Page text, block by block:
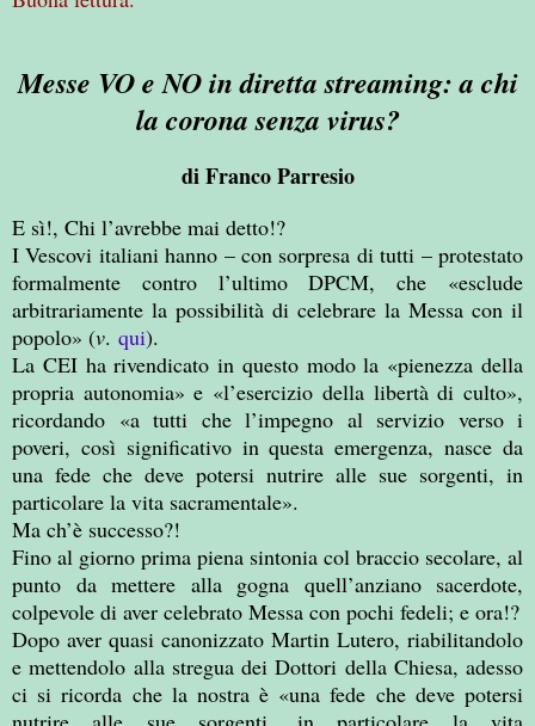
Messe VO e NO in diretta streaming: a chi
la corona senza virus?
di Franco Parresio
E sì!, Chi l’avrebbe mai detto!?
I Vescovi italiani hanno – con sorpresa di tutti – protestato
formalmente contro l’ultimo DPCM, che «esclude
arbitrariamente la possibilità di celebrare la Messa con il
popolo» (v. qui).
La CEI ha rivendicato in questo modo la «pienezza della
propria autonomia» e «l’esercizio della libertà di culto»,
ricordando «a tutti che l’impegno al servizio verso i
poveri, così significativo in questa emergenza, nasce da
una fede che deve potersi nutrire alle sue sorgenti, in
particolare la vita sacramentale».
Ma ch’è successo?!
Fino al giorno prima piena sintonia col braccio secolare, al
punto da mettere alla gogna quell’anziano sacerdote,
colpevole di aver celebrato Messa con pochi fedeli; e ora!?
Dopo aver quasi canonizzato Martin Lutero, riabilitandolo
e mettendolo alla stregua dei Dottori della Chiesa, adesso
ci si ricorda che la nostra è «una fede che deve potersi